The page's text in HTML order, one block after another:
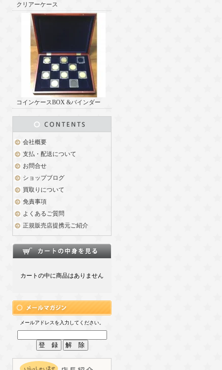
クリアーケース
コインケースBOX &バインダー
会社概要
支払・配送について
お問合せ
ショップブログ
買取りについて
免責事項
よくあるご質問
正規販売店提携元ご紹介
カートの中に商品はありません
メールアドレスを入力してください。